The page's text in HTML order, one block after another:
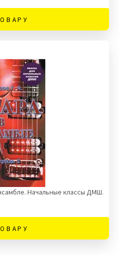
Начальные классы ДМШ.